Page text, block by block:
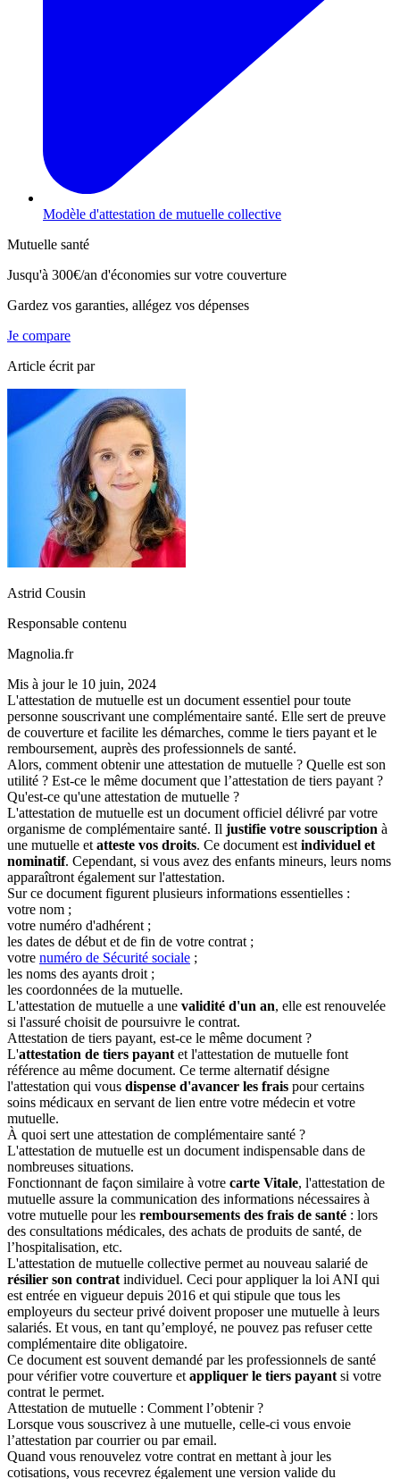
Modèle d'attestation de mutuelle collective
Mutuelle santé
Jusqu'à 300€/an d'économies sur votre couverture
Gardez vos garanties, allégez vos dépenses
Je compare
Article écrit par
Astrid Cousin
Responsable contenu
Magnolia.fr
Mis à jour le 10 juin, 2024
L'attestation de mutuelle est un document essentiel pour toute
personne souscrivant une complémentaire santé. Elle sert de preuve
de couverture et facilite les démarches, comme le tiers payant et le
remboursement, auprès des professionnels de santé.
Alors, comment obtenir une attestation de mutuelle ? Quelle est son
utilité ? Est-ce le même document que l’attestation de tiers payant ?
Qu'est-ce qu'une attestation de mutuelle ?
L'attestation de mutuelle est un document officiel délivré par votre
organisme de complémentaire santé. Il justifie votre souscription à
une mutuelle et atteste vos droits. Ce document est individuel et
nominatif. Cependant, si vous avez des enfants mineurs, leurs noms
apparaîtront également sur l'attestation.
Sur ce document figurent plusieurs informations essentielles :
votre nom ;
votre numéro d'adhérent ;
les dates de début et de fin de votre contrat ;
votre numéro de Sécurité sociale ;
les noms des ayants droit ;
les coordonnées de la mutuelle.
L'attestation de mutuelle a une validité d'un an, elle est renouvelée
si l'assuré choisit de poursuivre le contrat.
Attestation de tiers payant, est-ce le même document ?
L'attestation de tiers payant et l'attestation de mutuelle font
référence au même document. Ce terme alternatif désigne
l'attestation qui vous dispense d'avancer les frais pour certains
soins médicaux en servant de lien entre votre médecin et votre
mutuelle.
À quoi sert une attestation de complémentaire santé ?
L'attestation de mutuelle est un document indispensable dans de
nombreuses situations.
Fonctionnant de façon similaire à votre carte Vitale, l'attestation de
mutuelle assure la communication des informations nécessaires à
votre mutuelle pour les remboursements des frais de santé : lors
des consultations médicales, des achats de produits de santé, de
l’hospitalisation, etc.
L'attestation de mutuelle collective permet au nouveau salarié de
résilier son contrat individuel. Ceci pour appliquer la loi ANI qui
est entrée en vigueur depuis 2016 et qui stipule que tous les
employeurs du secteur privé doivent proposer une mutuelle à leurs
salariés. Et vous, en tant qu’employé, ne pouvez pas refuser cette
complémentaire dite obligatoire.
Ce document est souvent demandé par les professionnels de santé
pour vérifier votre couverture et appliquer le tiers payant si votre
contrat le permet.
Attestation de mutuelle : Comment l’obtenir ?
Lorsque vous souscrivez à une mutuelle, celle-ci vous envoie
l’attestation par courrier ou par email.
Quand vous renouvelez votre contrat en mettant à jour les
cotisations, vous recevrez également une version valide du